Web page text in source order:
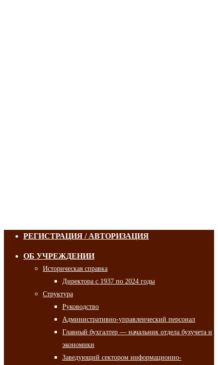
РЕГИСТРАЦИЯ / АВТОРИЗАЦИЯ
ОБ УЧРЕЖДЕНИИ
Историческая справка
Директора с 1937 по 2024 годы
Структура
Руководство
Административно-управленческий персонал
Главный бухгалтер — начальник отдела бухучета и
экономики
Заведующий сектором информационно-